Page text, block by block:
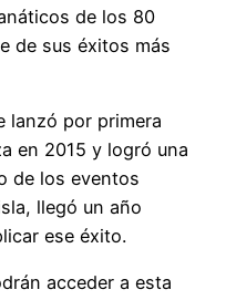
de los 80
de sus éxitos más
lanzó por primera
en 2015 y logró una
de los eventos
llegó un año
ese éxito.
acceder a esta